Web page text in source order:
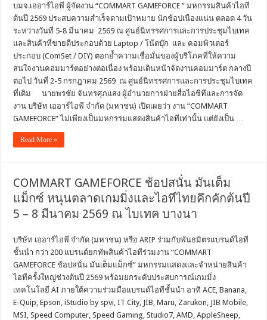
บมจ.เออาร์ไอพี ผู้จัดงาน “COMMART GAMEFORCE ” มหกรรมสินค้าไอที
ต้นปี 2569 ประสบความสำเร็จตามเป้าหมาย นักช้อปเนืองแน่น ตลอด 4 วัน
ระหว่างวันที่ 5-8 มีนาคม 2569 ณ ศูนย์นิทรรศการและการประชุมไบเทค
และสินค้าที่ขายดีประกอบด้วย Laptop / โน้ตบุ๊ก และ คอมพิวเตอร์
ประกอบ (ComSet / DIY) ตอกย้ำความเชื่อมั่นของผู้บริโภคที่ให้ความ
สนใจงานคอมมาร์ตอย่างต่อเนื่อง พร้อมเดินหน้าจัดงานคอมมาร์ต กลางปี
ต่อไป วันที่ 2-5 กรกฎาคม 2569 ณ ศูนย์นิทรรศการและการประชุมไบเทค
ที่เดิม นายพรชัย จันทรศุภแสง ผู้อำนวยการฝ่ายสื่อไอซีทีและการจัด
งาน บริษัท เออาร์ไอพี จำกัด (มหาชน) เปิดเผยว่า งาน “COMMART
GAMEFORCE” ไม่เพียงเป็นมหกรรมแสดงสินค้าไอทีเท่านั้น แต่ยังเป็น …
Read More »
COMMART GAMEFORCE ช้อปสนั่น มันเต็ม
แม็กซ์ หนุนตลาดเกมมิ่งและไอทีไทยคึกคักต้นปี
5 – 8 มีนาคม 2569 ณ ไบเทค บางนา
บริษัท เออาร์ไอพี จำกัด (มหาชน) หรือ ARIP ร่วมกับพันธมิตรแบรนด์ไอที
ชั้นนำ กว่า 200 แบรนด์ยกทัพสินค้าไอทีร่วมงาน “COMMART
GAMEFORCE ช้อปสนั่น มันเต็มแม็กซ์” มหกรรมแสดงและจำหน่ายสินค้า
ไอทีครั้งใหญ่ช่วงต้นปี 2569 พร้อมยกระดับประสบการณ์เกมมิ่ง
เทคโนโลยี AI ภายใต้ความร่วมมือแบรนด์ไอทีชั้นนำ อาทิ ACE, Banana,
E-Quip, Epson, iStudio by spvi, IT City, JIB, Maru, Zarukon, JIB Mobile,
MSI, Speed Computer, Speed Gaming, Studio7, AMD, AppleSheep,